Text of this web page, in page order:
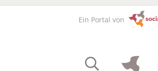
Ein Portal von